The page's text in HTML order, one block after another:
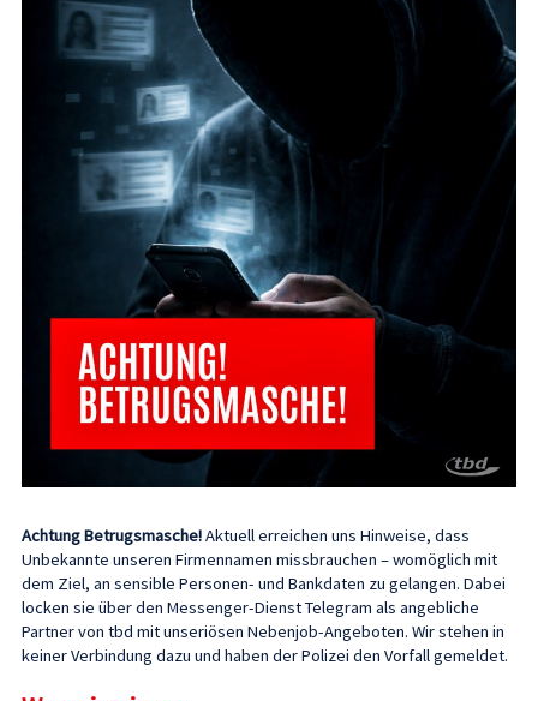
Achtung Betrugsmasche!Aktuell erreichen uns Hinweise, dass
Unbekannte unseren Firmennamen missbrauchen – womöglich mit
dem Ziel, an sensible Personen- und Bankdaten zu gelangen. Dabei
locken sie über den Messenger-Dienst Telegram als angebliche
Partner von tbd mit unseriösen Nebenjob-Angeboten. Wir stehen in
keiner Verbindung dazu und haben der Polizei den Vorfall gemeldet.